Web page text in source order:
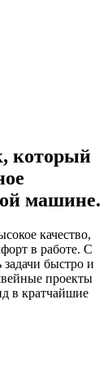
который
машине.
качество,
в работе. С
быстро и
проекты
в кратчайшие